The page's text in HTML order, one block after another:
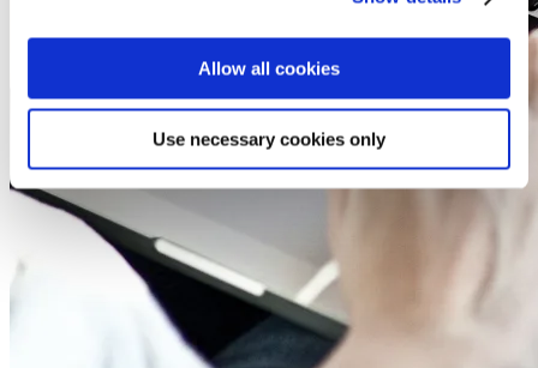
Allow all cookies
Use necessary cookies only